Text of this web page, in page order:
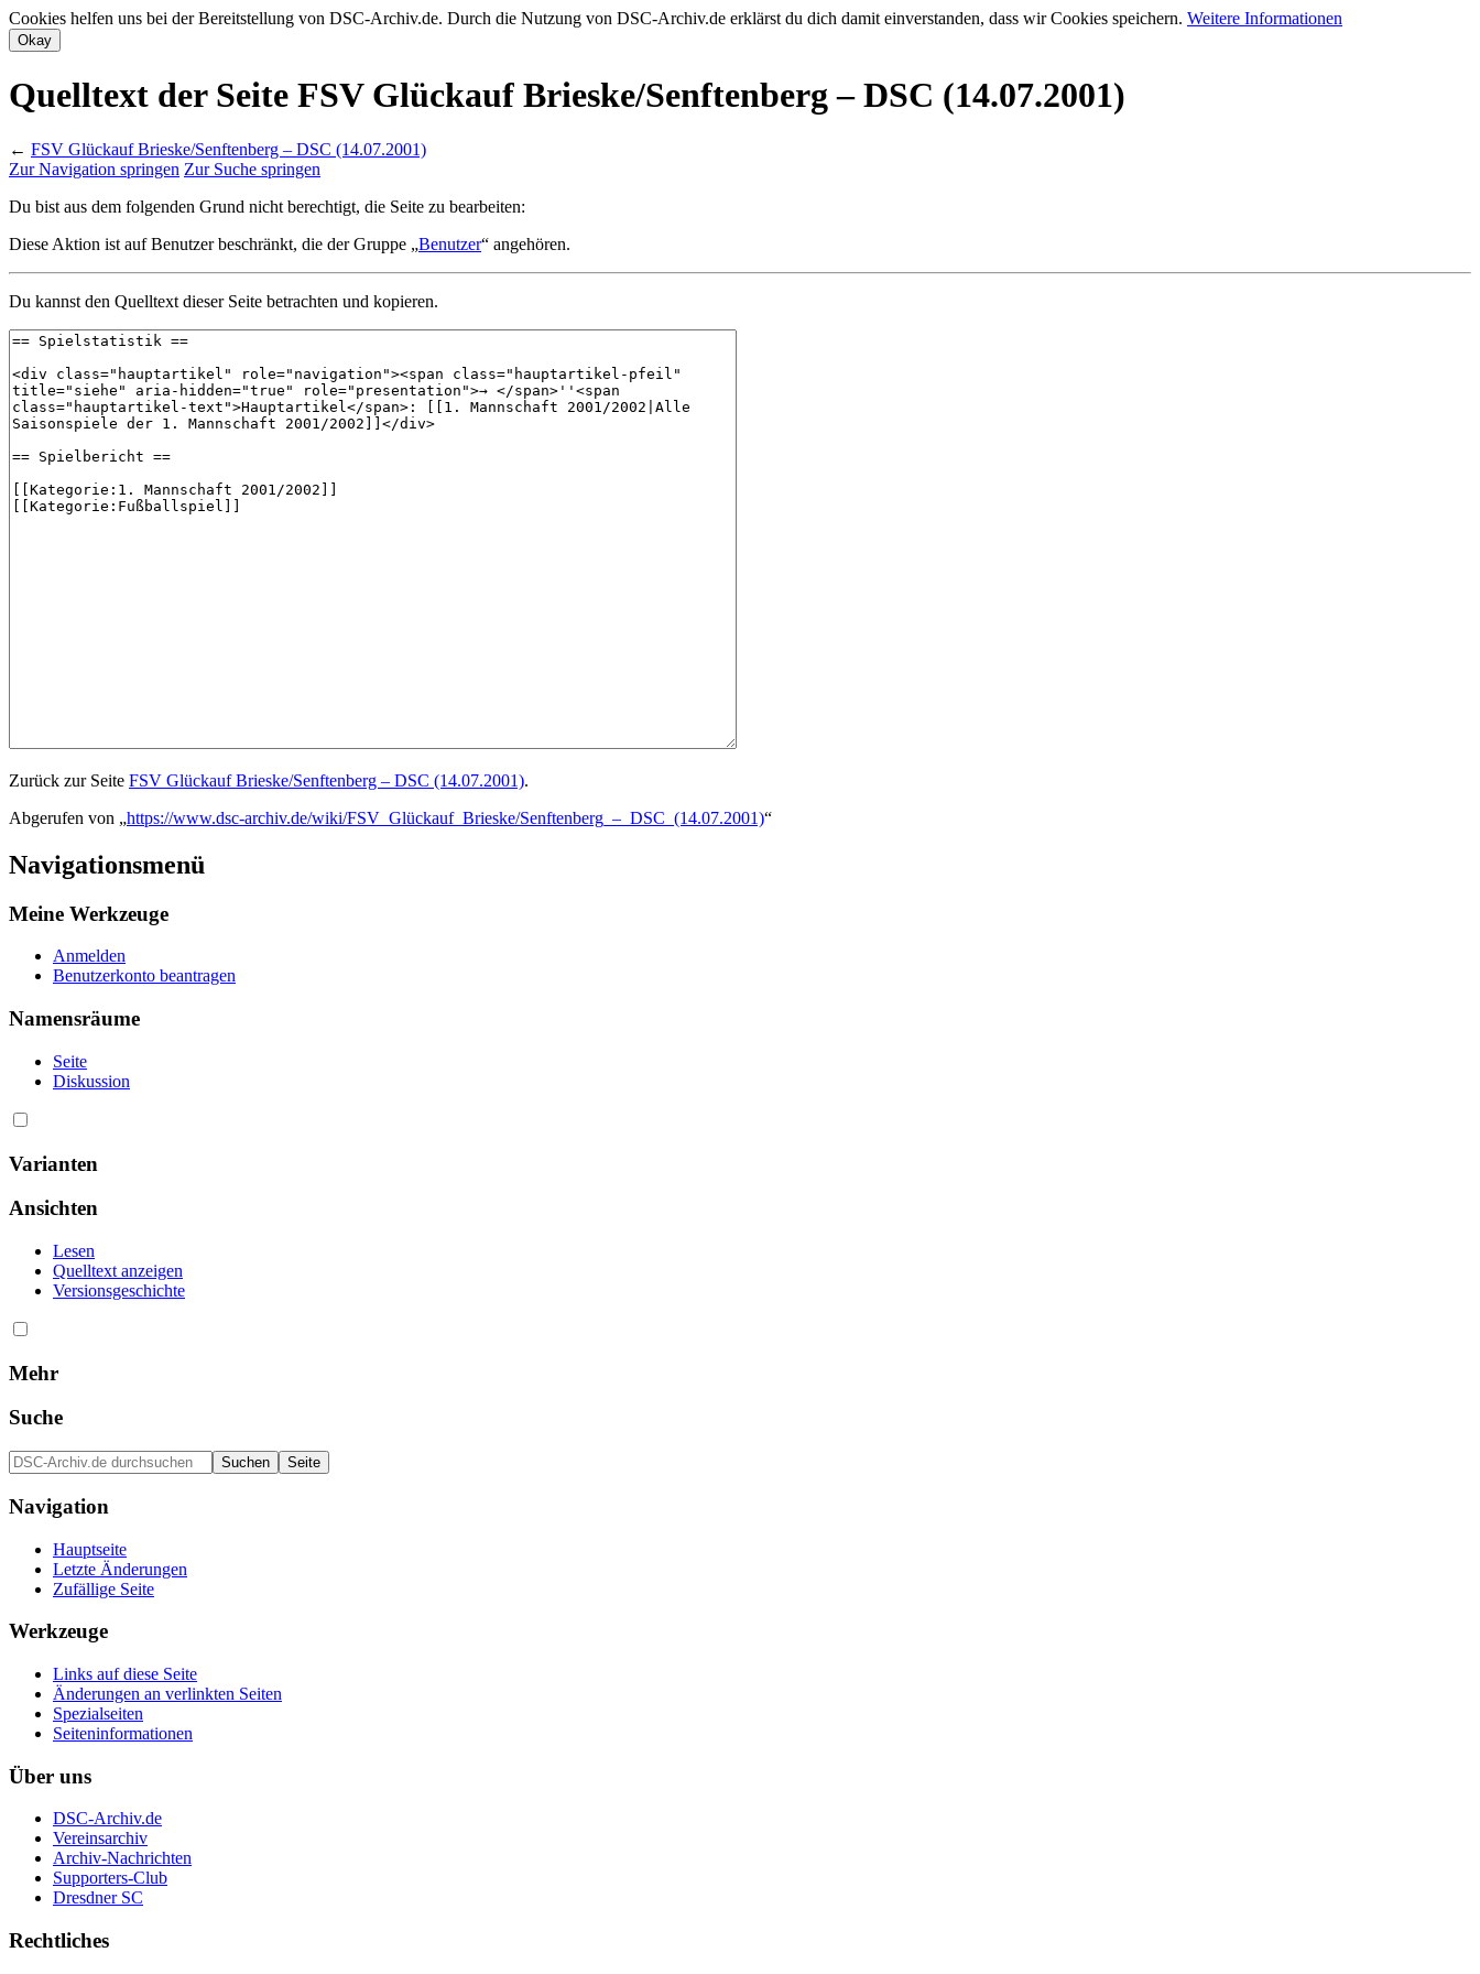
Cookies helfen uns bei der Bereitstellung von DSC-Archiv.de. Durch die Nutzung von DSC-Archiv.de erklärst du dich damit einverstanden, dass wir Cookies speichern. Weitere Informationen
Quelltext der Seite FSV Glückauf Brieske/Senftenberg – DSC (14.07.2001)
← FSV Glückauf Brieske/Senftenberg – DSC (14.07.2001)
Zur Navigation springen Zur Suche springen
Du bist aus dem folgenden Grund nicht berechtigt, die Seite zu bearbeiten:
Diese Aktion ist auf Benutzer beschränkt, die der Gruppe „Benutzer“ angehören.
Du kannst den Quelltext dieser Seite betrachten und kopieren.
Zurück zur Seite FSV Glückauf Brieske/Senftenberg – DSC (14.07.2001).
Abgerufen von „https://www.dsc-archiv.de/wiki/FSV_Glückauf_Brieske/Senftenberg_–_DSC_(14.07.2001)“
Navigationsmenü
Meine Werkzeuge
Anmelden
Benutzerkonto beantragen
Namensräume
Seite
Diskussion
Varianten
Ansichten
Lesen
Quelltext anzeigen
Versionsgeschichte
Mehr
Suche
Navigation
Hauptseite
Letzte Änderungen
Zufällige Seite
Werkzeuge
Links auf diese Seite
Änderungen an verlinkten Seiten
Spezialseiten
Seiten­informationen
Über uns
DSC-Archiv.de
Vereinsarchiv
Archiv-Nachrichten
Supporters-Club
Dresdner SC
Rechtliches